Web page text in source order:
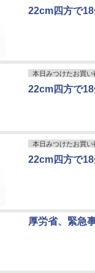
22cm四方で
本日みつけたお買い
22cm四方で
本日みつけたお買い
22cm四方で
厚労省、緊急